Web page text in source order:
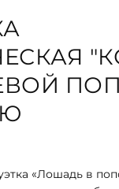
«Лошадь в